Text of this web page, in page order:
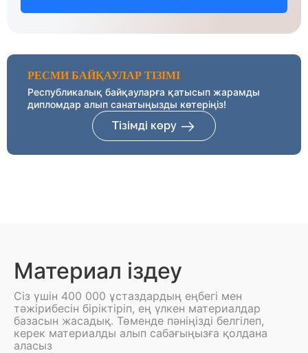
РЕСМИ БАЙҚАУЛАР ТІЗІМІ
Республикалық байқауларға қатысып жарамды
дипломдар алып санатыңызды көтеріңіз!
Тізімді көру
Материал іздеу
Сіз үшін 400 000 ұстаздардың еңбегі мен
тәжірибесін біріктіріп, ең үлкен материалдар
базасын жасадық. Төменде пәніңізді белгілеп,
керек материалды алып сабағыңызға қолдана
аласыз